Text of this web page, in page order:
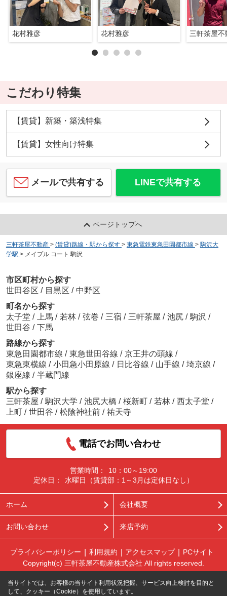
花村雅彦 花村雅彦 三軒茶屋不
こだわり特集
【賃貸】新築・築浅特集
【賃貸】女性向け特集
メールで共有する LINEで共有する
ページトップへ
三軒茶屋不動産 > (賃貸)路線・駅から探す > 東急電鉄東急田園都市線 > 駒沢大
学駅 > メイプル コート 駒沢
市区町村から探す
世田谷区 / 目黒区 / 中野区
町名から探す
太子堂 / 上馬 / 若林 / 弦巻 / 三宿 / 三軒茶屋 / 池尻 / 駒沢 /
世田谷 / 下馬
路線から探す
東急田園都市線 / 東急世田谷線 / 京王井の頭線 /
東急東横線 / 小田急小田原線 / 日比谷線 / 山手線 / 埼京線 /
銀座線 / 半蔵門線
駅から探す
三軒茶屋 / 駒沢大学 / 池尻大橋 / 桜新町 / 若林 / 西太子堂 /
上町 / 世田谷 / 松陰神社前 / 祐天寺
電話でお問い合わせ
営業時間：
10：00～19:00
定休日：
水曜日（賃貸部：1～3月は定休日なし）
ホーム 会社概要
お問い合わせ 来店予約
プライバシーポリシー 利用規約 アクセスマップ
PCサイト
Copyright(c) 三軒茶屋不動産株式会社 All rights reserved.
当サイトでは、お客様の当サイト利用状況把握、サービス向上検討を目的と
して、クッキー（Cookie）を使用しています。